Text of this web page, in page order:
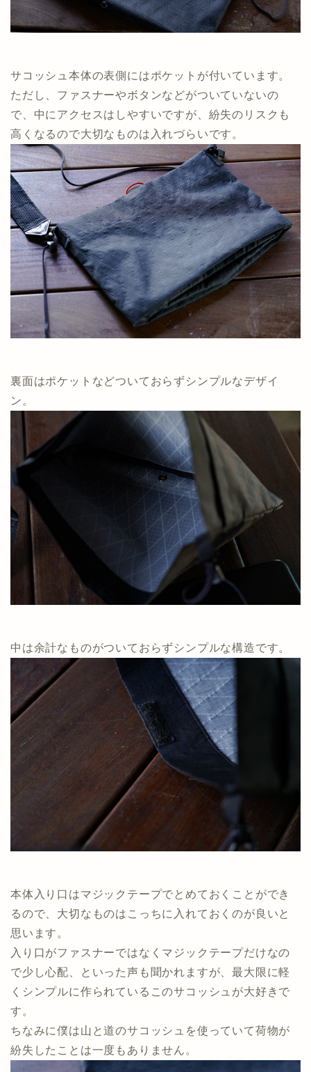
サコッシュ本体の表側にはポケットが付いています。
ただし、ファスナーやボタンなどがついていないの
で、中にアクセスはしやすいですが、紛失のリスクも
高くなるので大切なものは入れづらいです。
裏面はポケットなどついておらずシンプルなデザイ
ン。
中は余計なものがついておらずシンプルな構造です。
本体入り口はマジックテープでとめておくことができ
るので、大切なものはこっちに入れておくのが良いと
思います。
入り口がファスナーではなくマジックテープだけなの
で少し心配、といった声も聞かれますが、最大限に軽
くシンプルに作られているこのサコッシュが大好きで
す。
ちなみに僕は山と道のサコッシュを使っていて荷物が
紛失したことは一度もありません。